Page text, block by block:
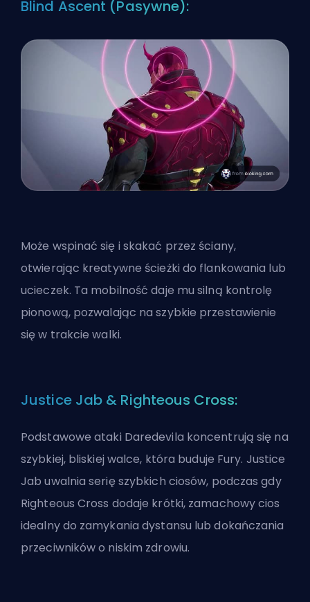
Blind Ascent (Pasywne):
Może wspinać się i skakać przez ściany,
otwierając kreatywne ścieżki do flankowania lub
ucieczek. Ta mobilność daje mu silną kontrolę
pionową, pozwalając na szybkie przestawienie
się w trakcie walki.
Justice Jab & Righteous Cross:
Podstawowe ataki Daredevila koncentrują się na
szybkiej, bliskiej walce, która buduje Fury. Justice
Jab uwalnia serię szybkich ciosów, podczas gdy
Righteous Cross dodaje krótki, zamachowy cios
idealny do zamykania dystansu lub dokańczania
przeciwników o niskim zdrowiu.